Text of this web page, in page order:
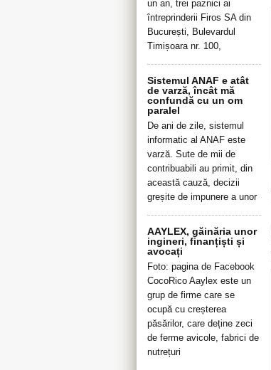
un an, trei paznici ai
întreprinderii Firos SA din
București, Bulevardul
Timișoara nr. 100,
Sistemul ANAF e atât
de varză, încât mă
confundă cu un om
paralel
De ani de zile, sistemul
informatic al ANAF este
varză. Sute de mii de
contribuabili au primit, din
această cauză, decizii
greșite de impunere a unor
AAYLEX, găinăria unor
ingineri, finanțiști și
avocați
Foto: pagina de Facebook
CocoRico Aaylex este un
grup de firme care se
ocupă cu creșterea
păsărilor, care deține zeci
de ferme avicole, fabrici de
nutrețuri